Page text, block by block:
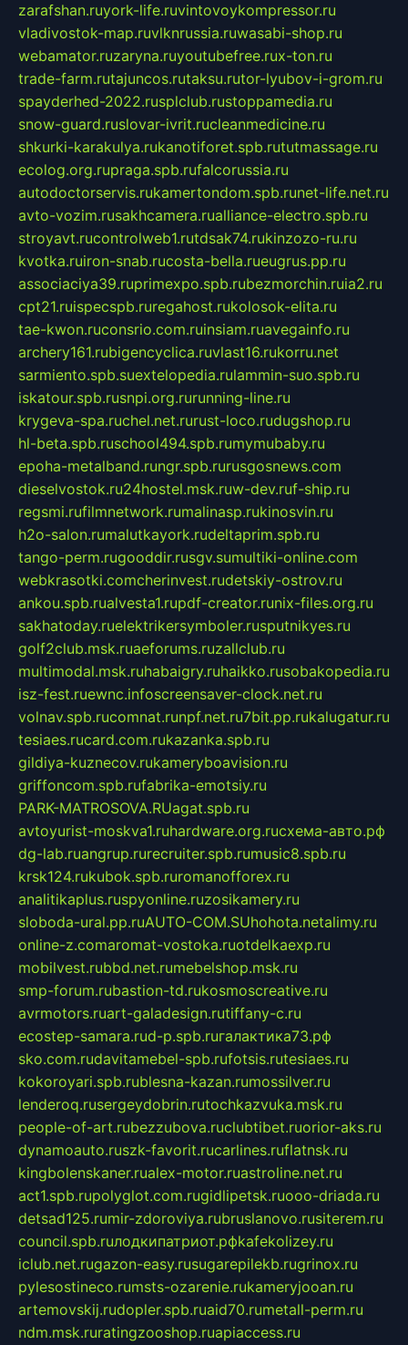
zarafshan.ruyork-life.ruvintovoykompressor.ru
vladivostok-map.ruvlknrussia.ruwasabi-shop.ru
webamator.ruzaryna.ruyoutubefree.rux-ton.ru
trade-farm.rutajuncos.rutaksu.rutor-lyubov-i-grom.ru
spayderhed-2022.rusplclub.rustoppamedia.ru
snow-guard.ruslovar-ivrit.rucleanmedicine.ru
shkurki-karakulya.rukanotiforet.spb.rututmassage.ru
ecolog.org.rupraga.spb.rufalcorussia.ru
autodoctorservis.rukamertondom.spb.runet-life.net.ru
avto-vozim.rusakhcamera.rualliance-electro.spb.ru
stroyavt.rucontrolweb1.rutdsak74.rukinzozo-ru.ru
kvotka.ruiron-snab.rucosta-bella.rueugrus.pp.ru
associaciya39.ruprimexpo.spb.rubezmorchin.ruia2.ru
cpt21.ruispecspb.ruregahost.rukolosok-elita.ru
tae-kwon.ruconsrio.com.ruinsiam.ruavegainfo.ru
archery161.rubigencyclica.ruvlast16.rukorru.net
sarmiento.spb.suextelopedia.rulammin-suo.spb.ru
iskatour.spb.rusnpi.org.rurunning-line.ru
krygeva-spa.ruchel.net.rurust-loco.rudugshop.ru
hl-beta.spb.ruschool494.spb.rumymubaby.ru
epoha-metalband.rungr.spb.rurusgosnews.com
dieselvostok.ru24hostel.msk.ruw-dev.ruf-ship.ru
regsmi.rufilmnetwork.rumalinasp.rukinosvin.ru
h2o-salon.rumalutkayork.rudeltaprim.spb.ru
tango-perm.rugooddir.rusgv.sumultiki-online.com
webkrasotki.comcherinvest.rudetskiy-ostrov.ru
ankou.spb.rualvesta1.rupdf-creator.runix-files.org.ru
sakhatoday.ruelektrikersymboler.rusputnikyes.ru
golf2club.msk.ruaeforums.ruzallclub.ru
multimodal.msk.ruhabaigry.ruhaikko.rusobakopedia.ru
isz-fest.ruewnc.infoscreensaver-clock.net.ru
volnav.spb.rucomnat.runpf.net.ru7bit.pp.rukalugatur.ru
tesiaes.rucard.com.rukazanka.spb.ru
gildiya-kuznecov.rukameryboavision.ru
griffoncom.spb.rufabrika-emotsiy.ru
PARK-MATROSOVA.RUagat.spb.ru
avtoyurist-moskva1.ruhardware.org.ruсхема-авто.рф
dg-lab.ruangrup.rurecruiter.spb.rumusic8.spb.ru
krsk124.rukubok.spb.ruromanofforex.ru
analitikaplus.ruspyonline.ruzosikamery.ru
sloboda-ural.pp.ruAUTO-COM.SUhohota.netalimy.ru
online-z.comaromat-vostoka.ruotdelkaexp.ru
mobilvest.rubbd.net.rumebelshop.msk.ru
smp-forum.rubastion-td.rukosmoscreative.ru
avrmotors.ruart-galadesign.rutiffany-c.ru
ecostep-samara.rud-p.spb.ruгалактика73.рф
sko.com.rudavitamebel-spb.rufotsis.rutesiaes.ru
kokoroyari.spb.rublesna-kazan.rumossilver.ru
lenderoq.rusergeydobrin.rutochkazvuka.msk.ru
people-of-art.rubezzubova.ruclubtibet.ruorior-aks.ru
dynamoauto.ruszk-favorit.rucarlines.ruflatnsk.ru
kingbolenskaner.rualex-motor.ruastroline.net.ru
act1.spb.rupolyglot.com.rugidlipetsk.ruooo-driada.ru
detsad125.rumir-zdoroviya.rubruslanovo.rusiterem.ru
council.spb.ruлодкипатриот.рфkafekolizey.ru
iclub.net.rugazon-easy.rusugarepilekb.rugrinox.ru
pylesostineco.rumsts-ozarenie.rukameryjooan.ru
artemovskij.rudopler.spb.ruaid70.rumetall-perm.ru
ndm.msk.ruratingzooshop.ruapiaccess.ru